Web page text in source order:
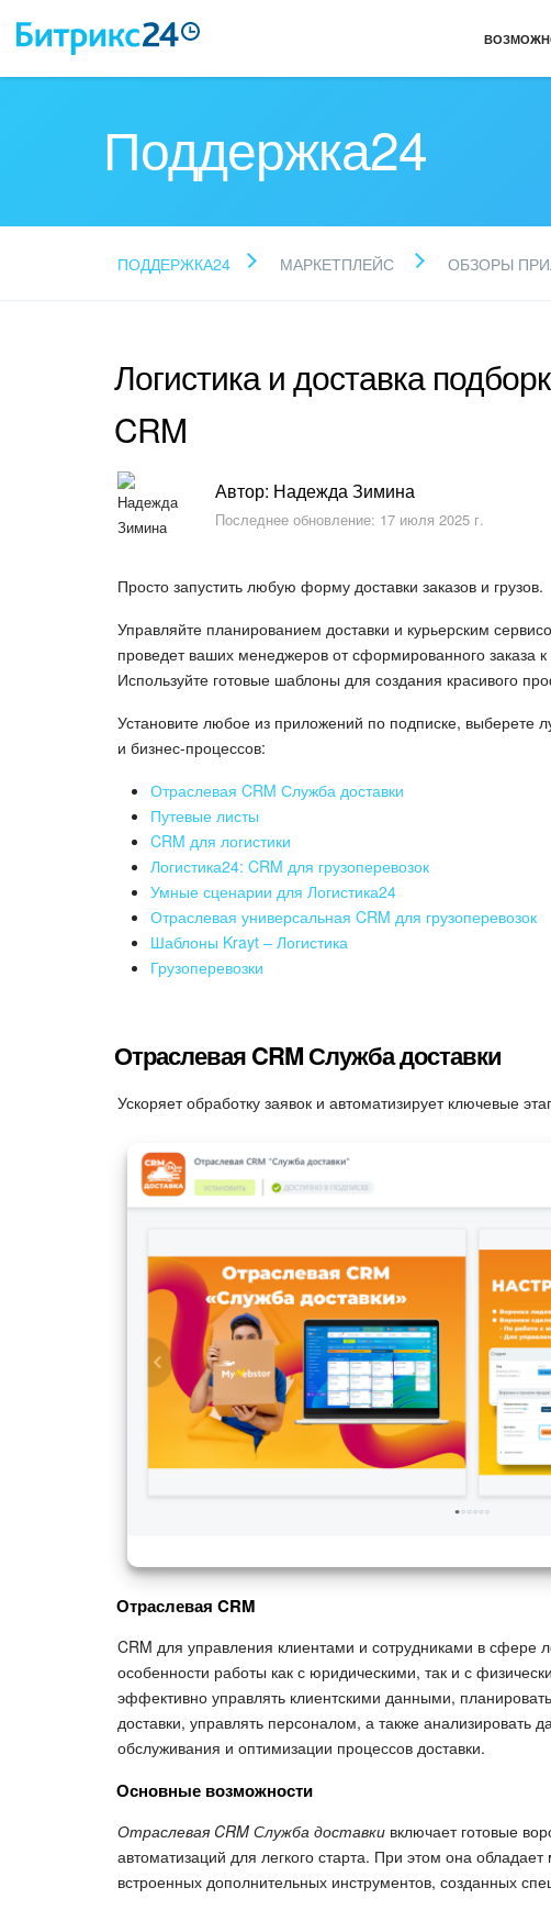
Поддержка24
ПОДДЕРЖКА24 МАРКЕТПЛЕЙС ОБЗОРЫ
Логистика и доставка
CRM
Автор: Надежда Зимина
Последнее обновление: 17 июля 2025 г.
Просто запустить любую форму доставки заказов и грузов.
Управляйте планированием доставки и курьерским
проведет ваших менеджеров от сформированного заказа
Используйте готовые шаблоны для создания красивого
Установите любое из приложений по подписке, выберете
и бизнес-процессов:
Отраслевая CRM Служба доставки
Путевые листы
CRM для логистики
Логистика24: CRM для грузоперевозок
Умные сценарии для Логистика24
Отраслевая универсальная CRM для грузоперевозок
Шаблоны Krayt – Логистика
Грузоперевозки
Отраслевая CRM Служба доставки
Ускоряет обработку заявок и автоматизирует ключевые
Отраслевая CRM
CRM для управления клиентами и сотрудниками в сфере
особенности работы как с юридическими, так и с
эффективно управлять клиентскими данными,
доставки, управлять персоналом, а также анализировать
обслуживания и оптимизации процессов доставки.
Основные возможности
Отраслевая CRM Служба доставки включает готовые
автоматизаций для легкого старта. При этом она
встроенных дополнительных инструментов, созданных